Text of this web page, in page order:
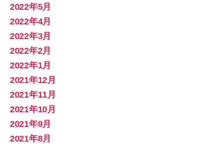
2022年5月
2022年4月
2022年3月
2022年2月
2022年1月
2021年12月
2021年11月
2021年10月
2021年9月
2021年8月